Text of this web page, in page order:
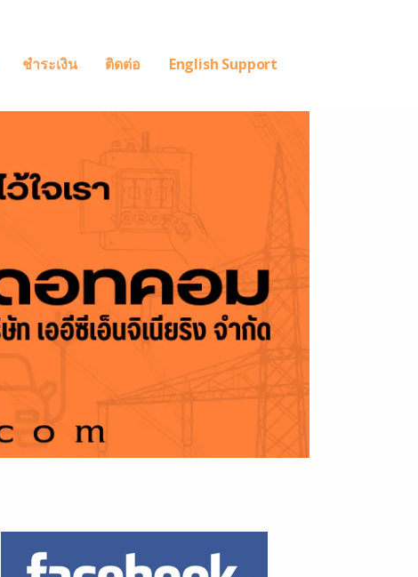
ชำระเงิน ติดต่อ English Support